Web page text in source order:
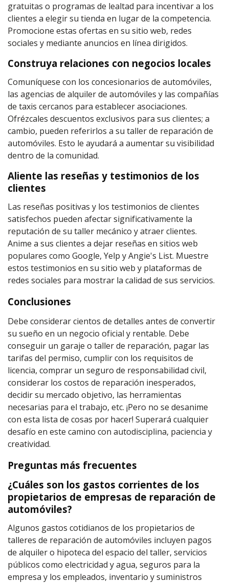
gratuitas o programas de lealtad para incentivar a los
clientes a elegir su tienda en lugar de la competencia.
Promocione estas ofertas en su sitio web, redes
sociales y mediante anuncios en línea dirigidos.
Construya relaciones con negocios locales
Comuníquese con los concesionarios de automóviles,
las agencias de alquiler de automóviles y las compañías
de taxis cercanos para establecer asociaciones.
Ofrézcales descuentos exclusivos para sus clientes; a
cambio, pueden referirlos a su taller de reparación de
automóviles. Esto le ayudará a aumentar su visibilidad
dentro de la comunidad.
Aliente las reseñas y testimonios de los
clientes
Las reseñas positivas y los testimonios de clientes
satisfechos pueden afectar significativamente la
reputación de su taller mecánico y atraer clientes.
Anime a sus clientes a dejar reseñas en sitios web
populares como Google, Yelp y Angie's List. Muestre
estos testimonios en su sitio web y plataformas de
redes sociales para mostrar la calidad de sus servicios.
Conclusiones
Debe considerar cientos de detalles antes de convertir
su sueño en un negocio oficial y rentable. Debe
conseguir un garaje o taller de reparación, pagar las
tarifas del permiso, cumplir con los requisitos de
licencia, comprar un seguro de responsabilidad civil,
considerar los costos de reparación inesperados,
decidir su mercado objetivo, las herramientas
necesarias para el trabajo, etc. ¡Pero no se desanime
con esta lista de cosas por hacer! Superará cualquier
desafío en este camino con autodisciplina, paciencia y
creatividad.
Preguntas más frecuentes
¿Cuáles son los gastos corrientes de los
propietarios de empresas de reparación de
automóviles?
Algunos gastos cotidianos de los propietarios de
talleres de reparación de automóviles incluyen pagos
de alquiler o hipoteca del espacio del taller, servicios
públicos como electricidad y agua, seguros para la
empresa y los empleados, inventario y suministros